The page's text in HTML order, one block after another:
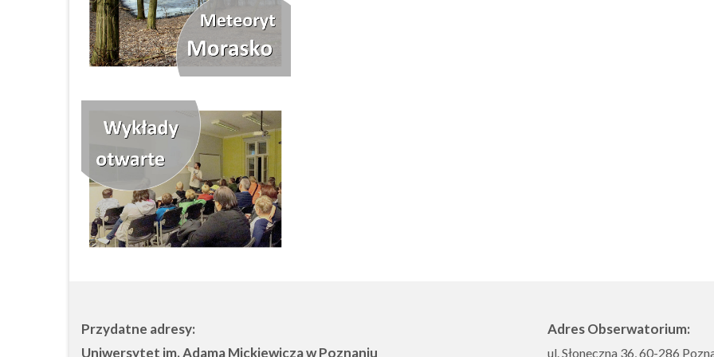
Przydatne adresy:
Uniwersytet im. Adama Mickiewicza w Poznaniu
Adres Obserwatorium:
ul. Słoneczna 36, 60-286